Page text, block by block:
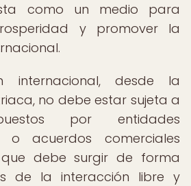
como un medio para
y promover la
internacional, desde la
no debe estar sujeta a
por entidades
o acuerdos comerciales
que debe surgir de forma
de la interacción libre y